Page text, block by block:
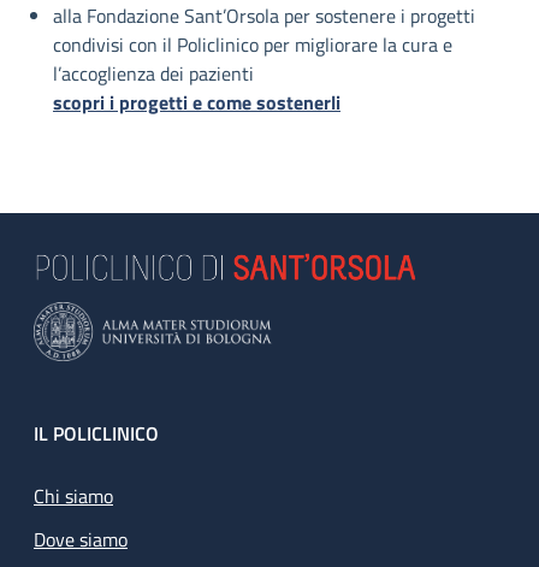
alla Fondazione Sant’Orsola per sostenere i progetti
condivisi con il Policlinico per migliorare la cura e
l’accoglienza dei pazienti
scopri i progetti e come sostenerli
Footer
IL POLICLINICO
Chi siamo
Dove siamo